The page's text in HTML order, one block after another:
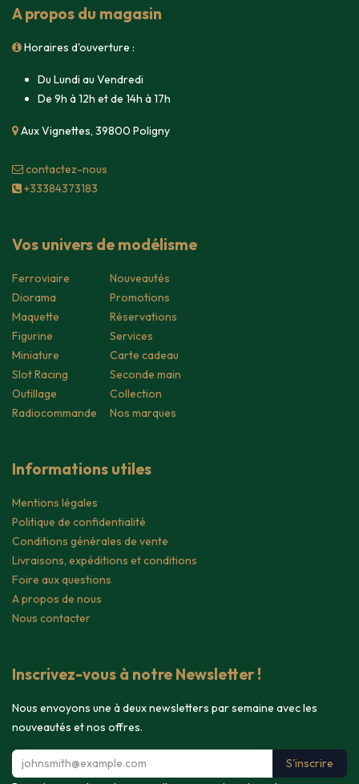
A propos du magasin
Horaires d'ouverture :
Du Lundi au Vendredi
De 9h à 12h et de 14h à 17h
Aux Vignettes, 39800 Poligny
contacte​z-nous
+33384373183
Vos univers de modélisme
Ferroviaire
Diorama
Maquette
Figurine
Miniature
Slot Racing
Outillage
Radiocommande
Nouveautés
Promotions
Réservations
Services
Carte cadeau
Seconde main
Collection
Nos marques
Informations utiles
Mentions légales
Politique de confidentialité
Conditions générales de vente
Livraisons, expéditions et conditions
Foire aux questions
A propos de nous
Nous contacter
Inscrivez-vous à notre Newsletter !
Nous envoyons une à deux newsletters par semaine avec les
nouveautés et nos offres.
S'inscrire